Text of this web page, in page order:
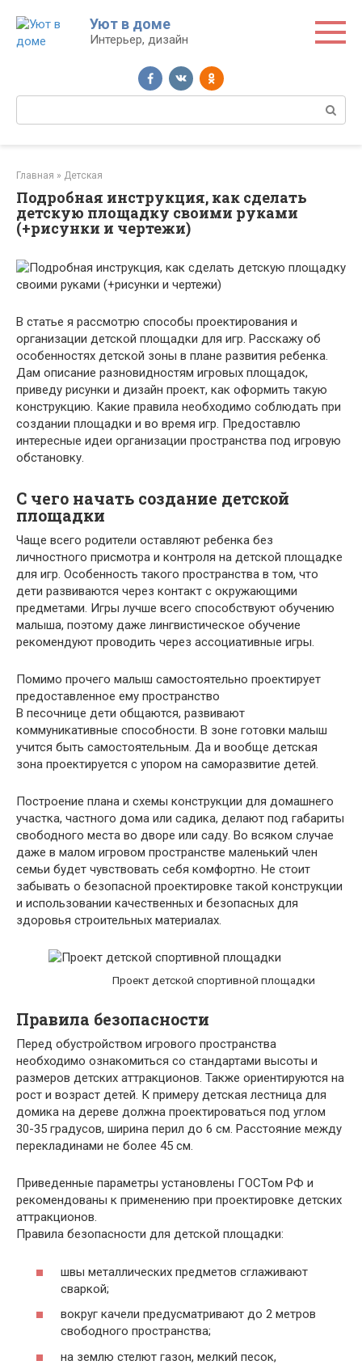
контенту
Уют в доме
Интерьер, дизайн
Поиск:
Главная » Детская
Подробная инструкция, как сделать
детскую площадку своими руками
(+рисунки и чертежи)
В статье я рассмотрю способы проектирования и
организации детской площадки для игр. Расскажу об
особенностях детской зоны в плане развития ребенка.
Дам описание разновидностям игровых площадок,
приведу рисунки и дизайн проект, как оформить такую
конструкцию. Какие правила необходимо соблюдать при
создании площадки и во время игр. Предоставлю
интересные идеи организации пространства под игровую
обстановку.
С чего начать создание детской
площадки
Чаще всего родители оставляют ребенка без
личностного присмотра и контроля на детской площадке
для игр. Особенность такого пространства в том, что
дети развиваются через контакт с окружающими
предметами. Игры лучше всего способствуют обучению
малыша, поэтому даже лингвистическое обучение
рекомендуют проводить через ассоциативные игры.
Помимо прочего малыш самостоятельно проектирует
предоставленное ему пространство
В песочнице дети общаются, развивают
коммуникативные способности. В зоне готовки малыш
учится быть самостоятельным. Да и вообще детская
зона проектируется с упором на саморазвитие детей.
Построение плана и схемы конструкции для домашнего
участка, частного дома или садика, делают под габариты
свободного места во дворе или саду. Во всяком случае
даже в малом игровом пространстве маленький член
семьи будет чувствовать себя комфортно. Не стоит
забывать о безопасной проектировке такой конструкции
и использовании качественных и безопасных для
здоровья строительных материалах.
Проект детской спортивной площадки
Правила безопасности
Перед обустройством игрового пространства
необходимо ознакомиться со стандартами высоты и
размеров детских аттракционов. Также ориентируются на
рост и возраст детей. К примеру детская лестница для
домика на дереве должна проектироваться под углом
30-35 градусов, ширина перил до 6 см. Расстояние между
перекладинами не более 45 см.
Приведенные параметры установлены ГОСТом РФ и
рекомендованы к применению при проектировке детских
аттракционов.
Правила безопасности для детской площадки:
швы металлических предметов сглаживают
сваркой;
вокруг качели предусматривают до 2 метров
свободного пространства;
на землю стелют газон, мелкий песок,